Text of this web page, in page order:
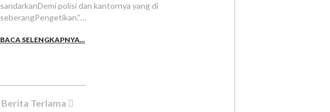
sandarkanDemi polisi dan kantornya yang di
seberangPengetikan.”…
BACA SELENGKAPNYA...
Berita Terlama